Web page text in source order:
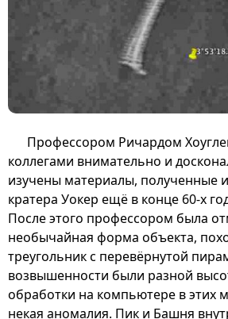
Профессором Ричардом
коллегами внимательно и
изучены материалы, полученные
кратера Уокер ещё в конце 60-х
После этого профессором была
необычайная форма объекта,
треугольник с перевёрнутой
возвышенности были разной
обработки на компьютере в этих
некая аномалия. Пик и Башня